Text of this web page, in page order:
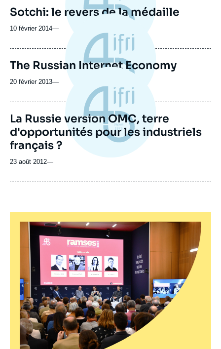
Sotchi: le revers de la médaille
10 février 2014—
The Russian Internet Economy
20 février 2013—
La Russie version OMC, terre
d'opportunités pour les industriels
français ?
23 août 2012—